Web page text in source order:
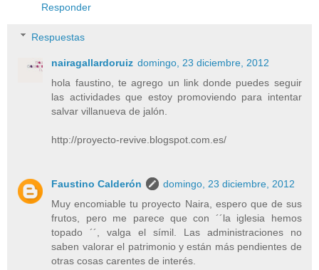
Responder
Respuestas
nairagallardoruiz domingo, 23 diciembre, 2012
hola faustino, te agrego un link donde puedes seguir
las actividades que estoy promoviendo para intentar
salvar villanueva de jalón.
http://proyecto-revive.blogspot.com.es/
Faustino Calderón
domingo, 23 diciembre, 2012
Muy encomiable tu proyecto Naira, espero que de sus
frutos, pero me parece que con ´´la iglesia hemos
topado ´´, valga el símil. Las administraciones no
saben valorar el patrimonio y están más pendientes de
otras cosas carentes de interés.